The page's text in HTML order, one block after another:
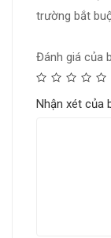
trường bắt
Đánh giá của
Nhận xét của